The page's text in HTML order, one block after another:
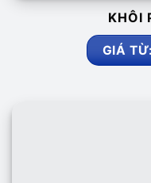
KHÔI
GIÁ